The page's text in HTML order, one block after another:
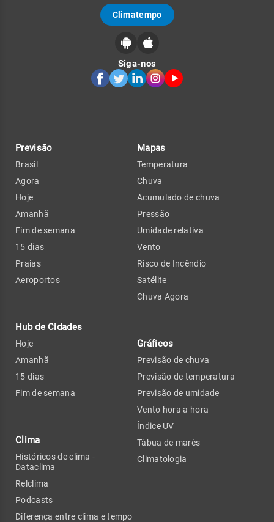
Climatempo
Siga-nos
Previsão
Brasil
Agora
Hoje
Amanhã
Fim de semana
15 dias
Praias
Aeroportos
Hub de Cidades
Hoje
Amanhã
15 dias
Fim de semana
Clima
Históricos de clima -
Dataclima
Relclima
Podcasts
Diferença entre clima e tempo
Mapas
Temperatura
Chuva
Acumulado de chuva
Pressão
Umidade relativa
Vento
Risco de Incêndio
Satélite
Chuva Agora
Gráficos
Previsão de chuva
Previsão de temperatura
Previsão de umidade
Vento hora a hora
Índice UV
Tábua de marés
Climatologia